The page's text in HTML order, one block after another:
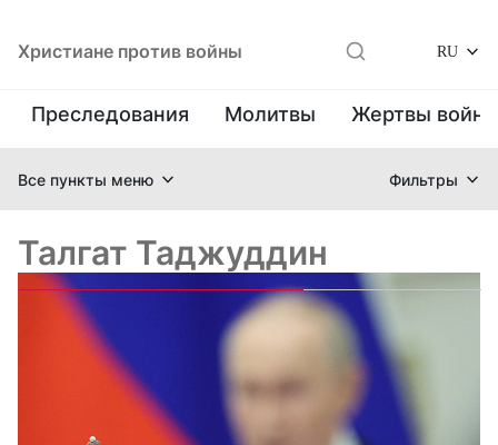
Христиане против войны RU
Преследования Молитвы Жертвы
Все пункты меню Фильтры
Талгат Таджуддин